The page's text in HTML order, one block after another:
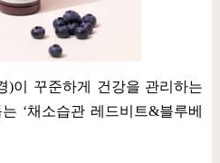
)이 꾸준하게 건강을 관리하는
‘채소습관 레드비트&블루베